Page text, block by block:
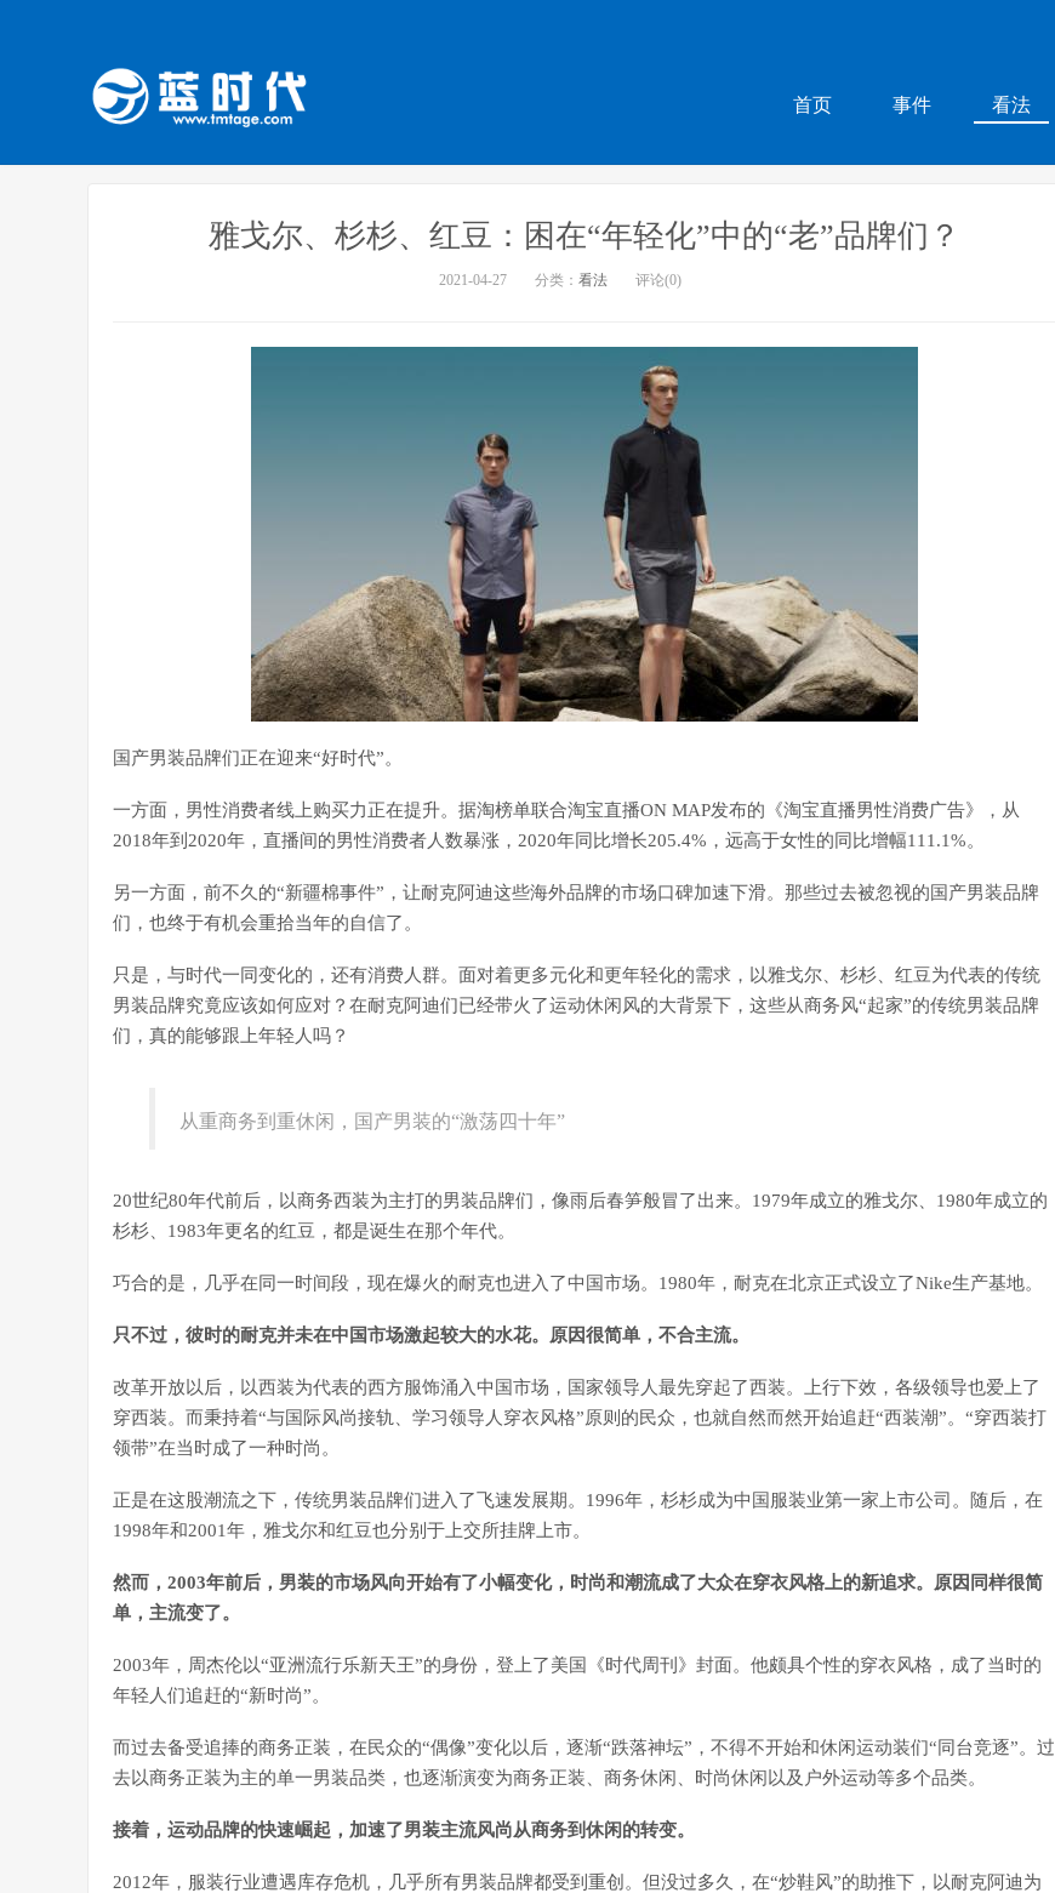
首页 事件 看法
雅戈尔、杉杉、红豆：困在“年轻化”中的“老”品牌们？
2021-04-27 分类： 看法 评论(0)
国产男装品牌们正在迎来“好时代”。
一方面，男性消费者线上购买力正在提升。据淘榜单联合淘宝直播ON MAP发布的《淘宝直播男性消费广告》，从
2018年到2020年，直播间的男性消费者人数暴涨，2020年同比增长205.4%，远高于女性的同比增幅111.1%。
另一方面，前不久的“新疆棉事件”，让耐克阿迪这些海外品牌的市场口碑加速下滑。那些过去被忽视的国产男装品牌
们，也终于有机会重拾当年的自信了。
只是，与时代一同变化的，还有消费人群。面对着更多元化和更年轻化的需求，以雅戈尔、杉杉、红豆为代表的传统
男装品牌究竟应该如何应对？在耐克阿迪们已经带火了运动休闲风的大背景下，这些从商务风“起家”的传统男装品牌
们，真的能够跟上年轻人吗？
从重商务到重休闲，国产男装的“激荡四十年”
20世纪80年代前后，以商务西装为主打的男装品牌们，像雨后春笋般冒了出来。1979年成立的雅戈尔、1980年成立的
杉杉、1983年更名的红豆，都是诞生在那个年代。
巧合的是，几乎在同一时间段，现在爆火的耐克也进入了中国市场。1980年，耐克在北京正式设立了Nike生产基地。
只不过，彼时的耐克并未在中国市场激起较大的水花。原因很简单，不合主流。
改革开放以后，以西装为代表的西方服饰涌入中国市场，国家领导人最先穿起了西装。上行下效，各级领导也爱上了
穿西装。而秉持着“与国际风尚接轨、学习领导人穿衣风格”原则的民众，也就自然而然开始追赶“西装潮”。“穿西装打
领带”在当时成了一种时尚。
正是在这股潮流之下，传统男装品牌们进入了飞速发展期。1996年，杉杉成为中国服装业第一家上市公司。随后，在
1998年和2001年，雅戈尔和红豆也分别于上交所挂牌上市。
然而，2003年前后，男装的市场风向开始有了小幅变化，时尚和潮流成了大众在穿衣风格上的新追求。原因同样很简
单，主流变了。
2003年，周杰伦以“亚洲流行乐新天王”的身份，登上了美国《时代周刊》封面。他颇具个性的穿衣风格，成了当时的
年轻人们追赶的“新时尚”。
而过去备受追捧的商务正装，在民众的“偶像”变化以后，逐渐“跌落神坛”，不得不开始和休闲运动装们“同台竞逐”。过
去以商务正装为主的单一男装品类，也逐渐演变为商务正装、商务休闲、时尚休闲以及户外运动等多个品类。
接着，运动品牌的快速崛起，加速了男装主流风尚从商务到休闲的转变。
2012年，服装行业遭遇库存危机，几乎所有男装品牌都受到重创。但没过多久，在“炒鞋风”的助推下，以耐克阿迪为